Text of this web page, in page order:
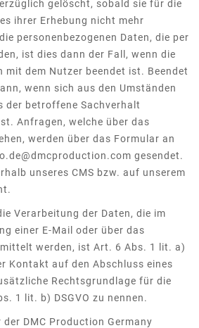
gelöscht, sobald sie für die
ihrer Erhebung nicht mehr
personenbezogenen Daten, die per
ist dies dann der Fall, wenn die
mit dem Nutzer beendet ist. Beendet
wenn sich aus den Umständen
der betroffene Sachverhalt
Anfragen, welche über das
werden über das Formular an
gesendet.
unseres CMS bzw. auf unserem
Verarbeitung der Daten, die im
einer E-Mail oder über das
werden, ist Art. 6 Abs. 1 lit. a)
Kontakt auf den Abschluss eines
Rechtsgrundlage für die
1 lit. b) DSGVO zu nennen.
DMC Production Germany